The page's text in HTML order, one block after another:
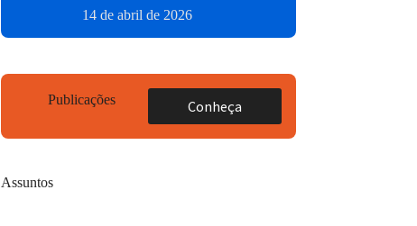
14 de abril de 2026
Publicações Conheça
Assuntos